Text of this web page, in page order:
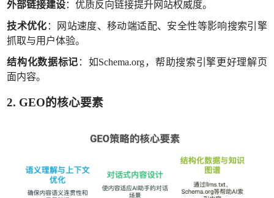
外部链接建设：优质反向链接提升网站权威度。
技术优化 ：网站速度、移动端适配、安全性等影响搜索引擎
抓取与用户体验。
结构化数据标记 ：如Schema.org，帮助搜索引擎更好理解页
面内容。
2. GEO的核心要素